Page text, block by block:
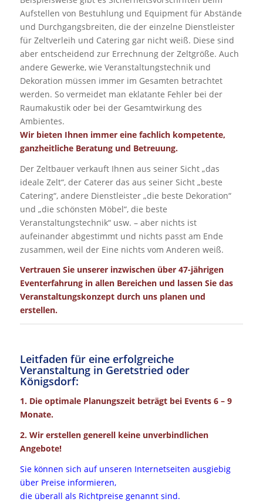
Aufstellen von Bestuhlung und Equipment für Abstände
und Durchgangsbreiten, die der einzelne Dienstleister
für Zeltverleih und Catering gar nicht weiß. Diese sind
aber entscheidend zur Errechnung der Zeltgröße. Auch
andere Gewerke, wie Veranstaltungstechnik und
Dekoration müssen immer im Gesamten betrachtet
werden. So vermeidet man eklatante Fehler bei der
Raumakustik oder bei der Gesamtwirkung des
Ambientes.
Wir bieten Ihnen immer eine fachlich kompetente,
ganzheitliche Beratung und Betreuung.
Der Zeltbauer verkauft Ihnen aus seiner Sicht „das
ideale Zelt“, der Caterer das aus seiner Sicht „beste
Catering“, andere Dienstleister „die beste Dekoration“
und „die schönsten Möbel“, die beste
Veranstaltungstechnik“ usw. – aber nichts ist
aufeinander abgestimmt und nichts passt am Ende
zusammen, weil der Eine nichts vom Anderen weiß.
Vertrauen Sie unserer inzwischen über 47-jährigen
Eventerfahrung in allen Bereichen und lassen Sie das
Veranstaltungskonzept durch uns planen und
erstellen.
Leitfaden für eine erfolgreiche
Veranstaltung in Geretstried oder
Königsdorf:
1. Die optimale Planungszeit beträgt bei Events 6 – 9
Monate.
2. Wir erstellen generell keine unverbindlichen
Angebote!
Sie können sich auf unseren Internetseiten ausgiebig
über Preise informieren,
die überall als Richtpreise genannt sind.